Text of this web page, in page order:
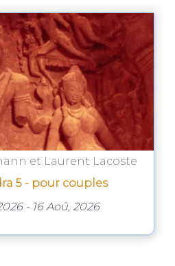
et Laurent Lacoste
5 - pour couples
- 16 Aoû, 2026